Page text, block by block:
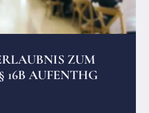
ZUM
16B AUFENTHG